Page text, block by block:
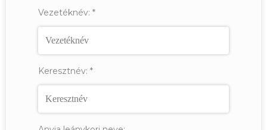
Vezetéknév: *
Keresztnév: *